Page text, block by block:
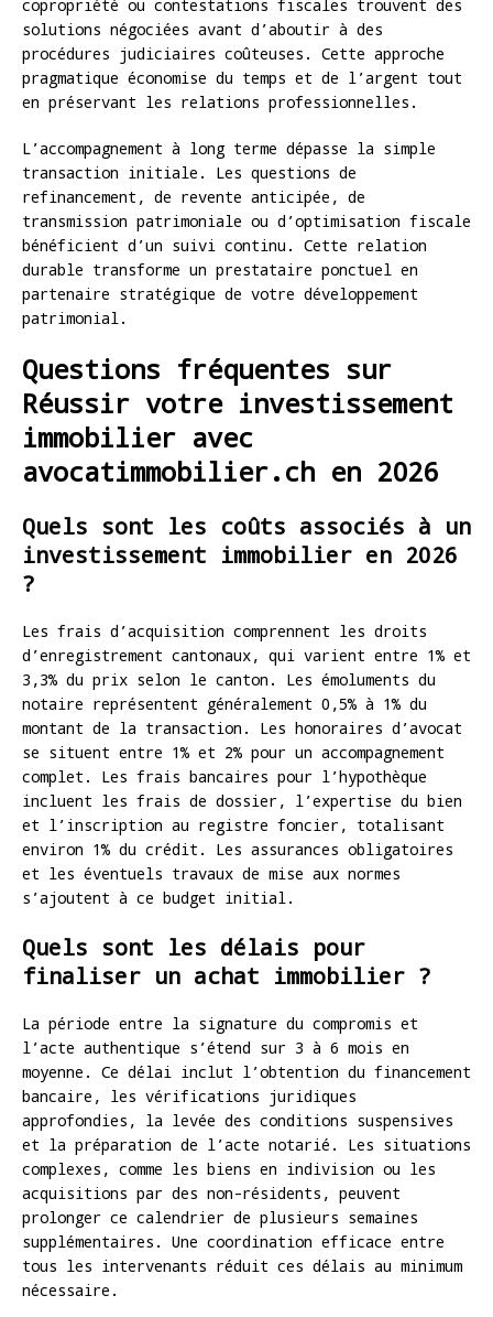
copropriété ou contestations fiscales trouvent des
solutions négociées avant d’aboutir à des
procédures judiciaires coûteuses. Cette approche
pragmatique économise du temps et de l’argent tout
en préservant les relations professionnelles.
L’accompagnement à long terme dépasse la simple
transaction initiale. Les questions de
refinancement, de revente anticipée, de
transmission patrimoniale ou d’optimisation fiscale
bénéficient d’un suivi continu. Cette relation
durable transforme un prestataire ponctuel en
partenaire stratégique de votre développement
patrimonial.
Questions fréquentes sur
Réussir votre investissement
immobilier avec
avocatimmobilier.ch en 2026
Quels sont les coûts associés à un
investissement immobilier en 2026
?
Les frais d’acquisition comprennent les droits
d’enregistrement cantonaux, qui varient entre 1% et
3,3% du prix selon le canton. Les émoluments du
notaire représentent généralement 0,5% à 1% du
montant de la transaction. Les honoraires d’avocat
se situent entre 1% et 2% pour un accompagnement
complet. Les frais bancaires pour l’hypothèque
incluent les frais de dossier, l’expertise du bien
et l’inscription au registre foncier, totalisant
environ 1% du crédit. Les assurances obligatoires
et les éventuels travaux de mise aux normes
s’ajoutent à ce budget initial.
Quels sont les délais pour
finaliser un achat immobilier ?
La période entre la signature du compromis et
l’acte authentique s’étend sur 3 à 6 mois en
moyenne. Ce délai inclut l’obtention du financement
bancaire, les vérifications juridiques
approfondies, la levée des conditions suspensives
et la préparation de l’acte notarié. Les situations
complexes, comme les biens en indivision ou les
acquisitions par des non-résidents, peuvent
prolonger ce calendrier de plusieurs semaines
supplémentaires. Une coordination efficace entre
tous les intervenants réduit ces délais au minimum
nécessaire.